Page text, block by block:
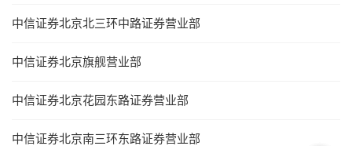
中信证券北京北三环中路证券营业部
中信证券北京旗舰营业部
中信证券北京花园东路证券营业部
中信证券北京南三环东路证券营业部